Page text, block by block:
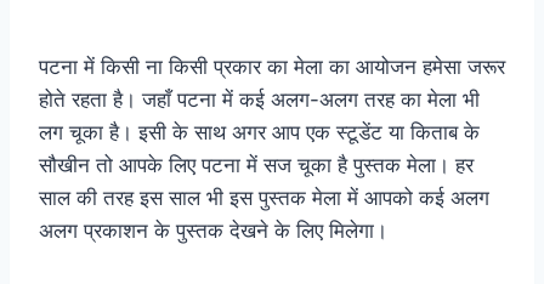
पटना में किसी ना किसी प्रकार का मेला का आयोजन हमेसा जरूर
होते रहता है। जहाँ पटना में कई अलग-अलग तरह का मेला भी
लग चूका है। इसी के साथ अगर आप एक स्टूडेंट या किताब के
सौखीन तो आपके लिए पटना में सज चूका है पुस्तक मेला। हर
साल की तरह इस साल भी इस पुस्तक मेला में आपको कई अलग
अलग प्रकाशन के पुस्तक देखने के लिए मिलेगा।